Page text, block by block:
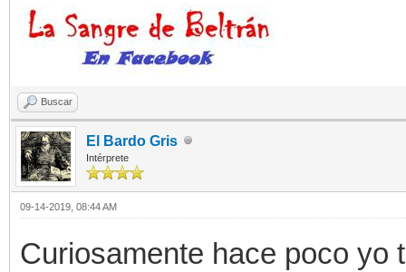
Buscar
El Bardo Gris
Intérprete
09-14-2019, 08:44 AM
Curiosamente hace poco